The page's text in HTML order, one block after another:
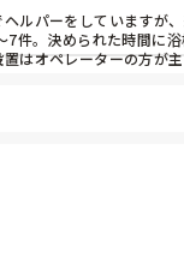
ルパーをしていますが
7件。決められた時間に
はオペレーターの方が